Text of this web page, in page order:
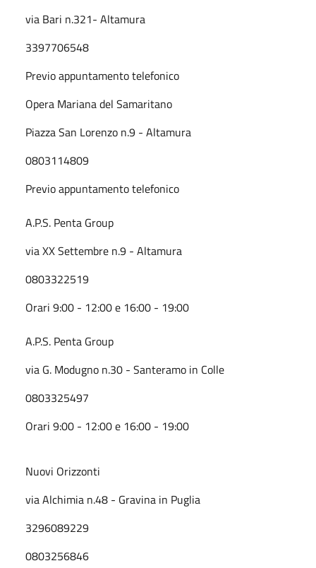
via Bari n.321- Altamura
3397706548
Previo appuntamento telefonico
Opera Mariana del Samaritano
Piazza San Lorenzo n.9 - Altamura
0803114809
Previo appuntamento telefonico
A.P.S. Penta Group
via XX Settembre n.9 - Altamura
0803322519
Orari 9:00 - 12:00 e 16:00 - 19:00
A.P.S. Penta Group
via G. Modugno n.30 - Santeramo in Colle
0803325497
Orari 9:00 - 12:00 e 16:00 - 19:00
Nuovi Orizzonti
via Alchimia n.48 - Gravina in Puglia
3296089229
0803256846